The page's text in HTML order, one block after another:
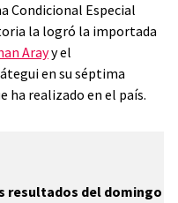
Condicional Especial
la logró la importada
Arayy el
en su séptima
ha realizado en el país.
resultados del domingo